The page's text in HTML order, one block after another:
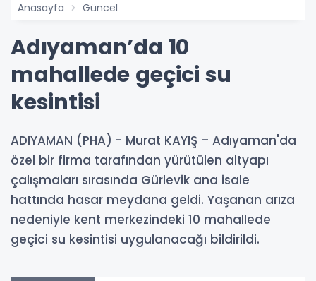
Anasayfa Güncel
Adıyaman’da 10
mahallede geçici su
kesintisi
ADIYAMAN (PHA) - Murat KAYIŞ – Adıyaman'da
özel bir firma tarafından yürütülen altyapı
çalışmaları sırasında Gürlevik ana isale
hattında hasar meydana geldi. Yaşanan arıza
nedeniyle kent merkezindeki 10 mahallede
geçici su kesintisi uygulanacağı bildirildi.